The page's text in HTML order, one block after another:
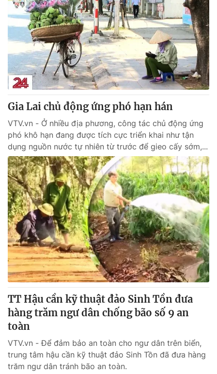
Gia Lai chủ động ứng phó hạn hán
VTV.vn - Ở nhiều địa phương, công tác chủ động ứng
phó khô hạn đang được tích cực triển khai như tận
dụng nguồn nước tự nhiên từ trước để gieo cấy sớm,...
TT Hậu cần kỹ thuật đảo Sinh Tồn đưa
hàng trăm ngư dân chống bão số 9 an
toàn
VTV.vn - Để đảm bảo an toàn cho ngư dân trên biển,
trung tâm hậu cần kỹ thuật đảo Sinh Tồn đã đưa hàng
trăm ngư dân tránh bão an toàn.